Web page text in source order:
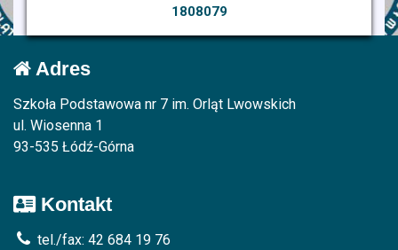
1808079
Adres
Szkoła Podstawowa nr 7 im. Orląt Lwowskich
ul. Wiosenna 1
93-535 Łódź-Górna
Kontakt
tel./fax: 42 684 19 76